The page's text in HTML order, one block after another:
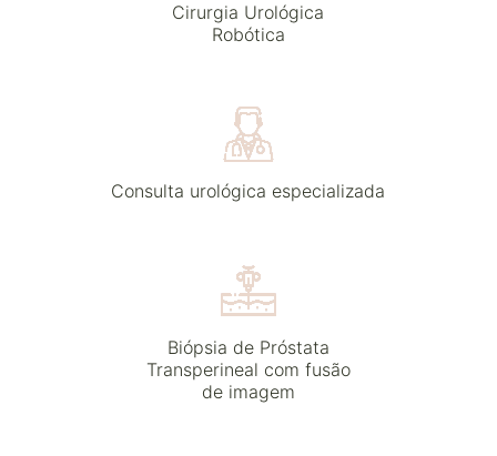
Cirurgia Urológica
Robótica
Consulta urológica especializada
Biópsia de Próstata
Transperineal com fusão
de imagem